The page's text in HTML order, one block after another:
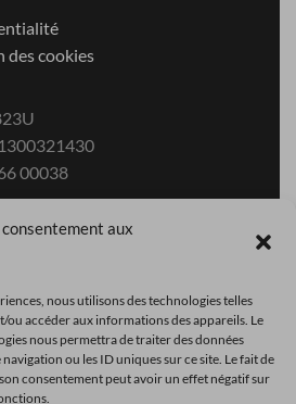
aux
nous utilisons des technologies telles
ou accéder aux informations des appareils. Le
nous permettra de traiter des données
ou les ID uniques sur ce site. Le fait de
consentement peut avoir un effet négatif sur
des cookies
00038
du GROUPE
France
296 Avenue Jean Moulin
LEZ ALES